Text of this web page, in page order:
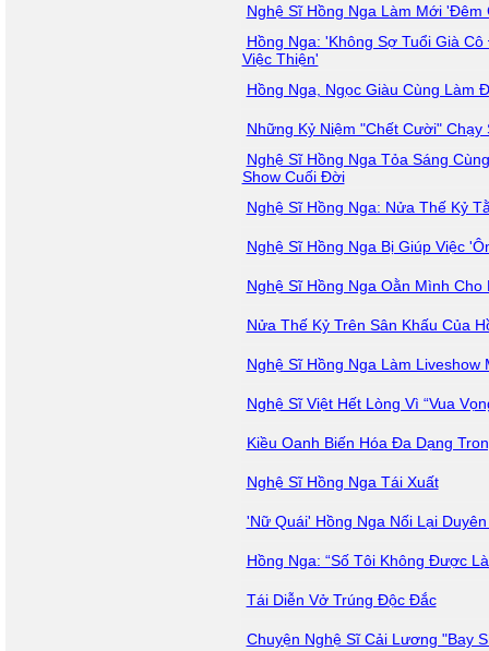
Nghệ Sĩ Hồng Nga Làm Mới 'Đêm
Hồng Nga: 'Không Sợ Tuổi Già
Việc Thiện'
Hồng Nga, Ngọc Giàu Cùng Làm
Những Kỷ Niệm "Chết Cười" Chạy
Nghệ Sĩ Hồng Nga Tỏa Sáng
Show Cuối Đời
Nghệ Sĩ Hồng Nga: Nửa Thế Kỷ
Nghệ Sĩ Hồng Nga Bị Giúp Việc
Nghệ Sĩ Hồng Nga Oằn Mình Cho
Nửa Thế Kỷ Trên Sân Khấu Của
Nghệ Sĩ Hồng Nga Làm Liveshow
Nghệ Sĩ Việt Hết Lòng Vì “Vua
Kiều Oanh Biến Hóa Đa Dạng
Nghệ Sĩ Hồng Nga Tái Xuất
'Nữ Quái' Hồng Nga Nối Lại
Hồng Nga: “Số Tôi Không Được
Tái Diễn Vở Trúng Độc Đắc
Chuyện Nghệ Sĩ Cải Lương "Bay